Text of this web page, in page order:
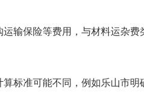
输保险等费用，与材料运杂费
标准可能不同，例如乐山市明